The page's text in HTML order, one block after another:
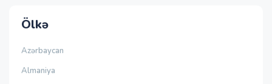
Ölkə
Azərbaycan
Almaniya